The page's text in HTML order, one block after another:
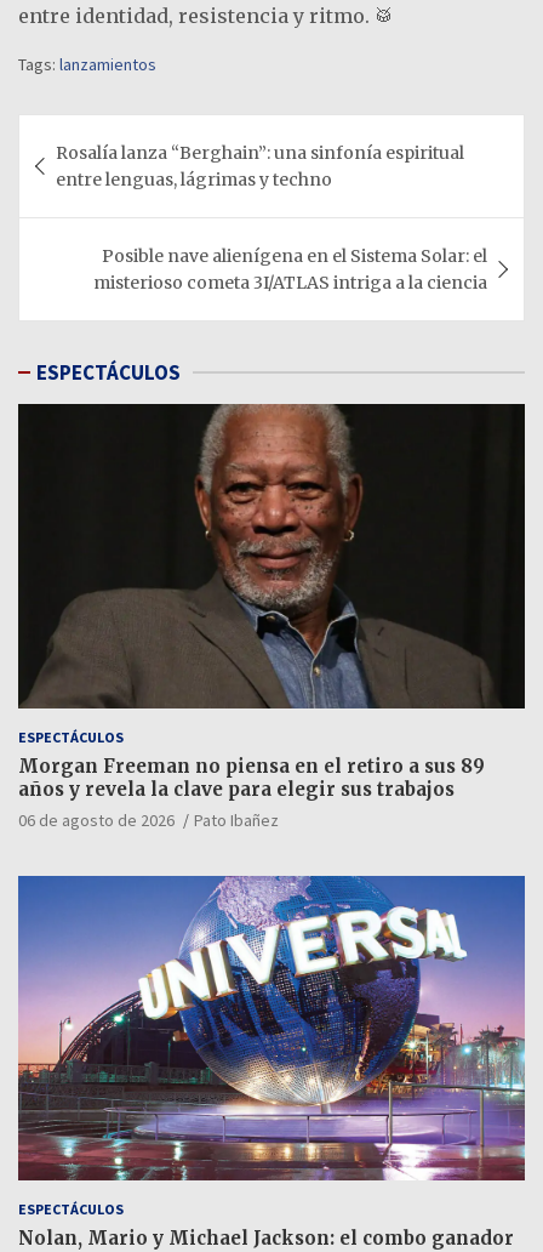
entre identidad, resistencia y ritmo. 🥁
Tags: lanzamientos
de
entradas
Rosalía lanza “Berghain”: una sinfonía espiritual
entre lenguas, lágrimas y techno
Posible nave alienígena en el Sistema Solar: el
misterioso cometa 3I/ATLAS intriga a la ciencia
ESPECTÁCULOS
ESPECTÁCULOS
Morgan Freeman no piensa en el retiro a sus 89
años y revela la clave para elegir sus trabajos
06 de agosto de 2026 Pato Ibañez
ESPECTÁCULOS
Nolan, Mario y Michael Jackson: el combo ganador